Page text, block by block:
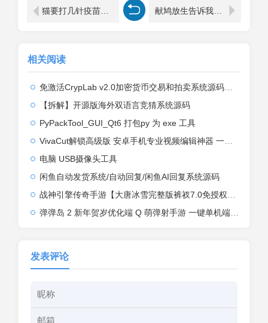
猫要打几针疫苗（宠物猫的品种及价格) 献鸠放生告诉我们什么道理（寓言故事献鸠放生介绍）
相关阅读
免激活CrypLab v2.0加密货币交易和拍卖系统源码，前台新增中文后台全部汉化
【拆解】开源版海外双语言竞猜系统源码
PyPackTool_GUI_Qt6 打包py 为 exe 工具
VivaCut解锁高级版 安卓手机专业视频编辑神器 一键式AI加持
电脑 USB摄像头工具
闲鱼自动发货系统/自动回复/闲鱼AI回复系统源码
战神引擎传奇手游【大唐冰雪完整版裤衩7.0免授权】2026整理特色服务端+寒冬之城+万象古城+天威大陆+大唐盛世【站长亲测】
弹弹岛 2 新年贺岁优化端 Q 萌弹射手游 一键单机端 + Linux 手工端 + GM 后台 + 安卓 iOS 双端带教程
发表评论